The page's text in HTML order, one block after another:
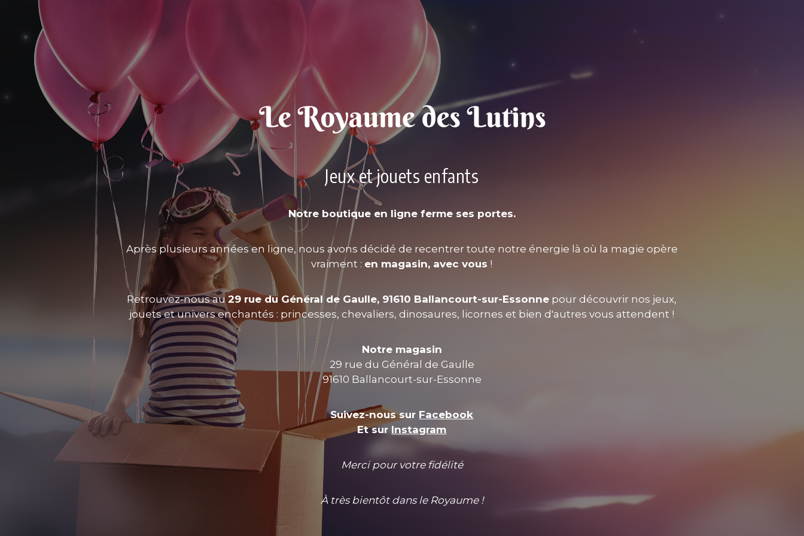
Jeux et jouets enfants
Notre boutique en ligne ferme ses portes.
Après plusieurs années en ligne, nous avons décidé de recentrer toute notre énergie là où la magie opère
vraiment : en magasin, avec vous !
Retrouvez-nous au29 rue du Général de Gaulle, 91610 Ballancourt-sur-Essonne pour découvrir nos jeux,
jouets et univers enchantés : princesses, chevaliers, dinosaures, licornes et bien d'autres vous attendent !
Notre magasin
29 rue du Général de Gaulle
91610 Ballancourt-sur-Essonne
Suivez-nous sur Facebook
Et sur Instagram
Merci pour votre fidélité
À très bientôt dans le Royaume !